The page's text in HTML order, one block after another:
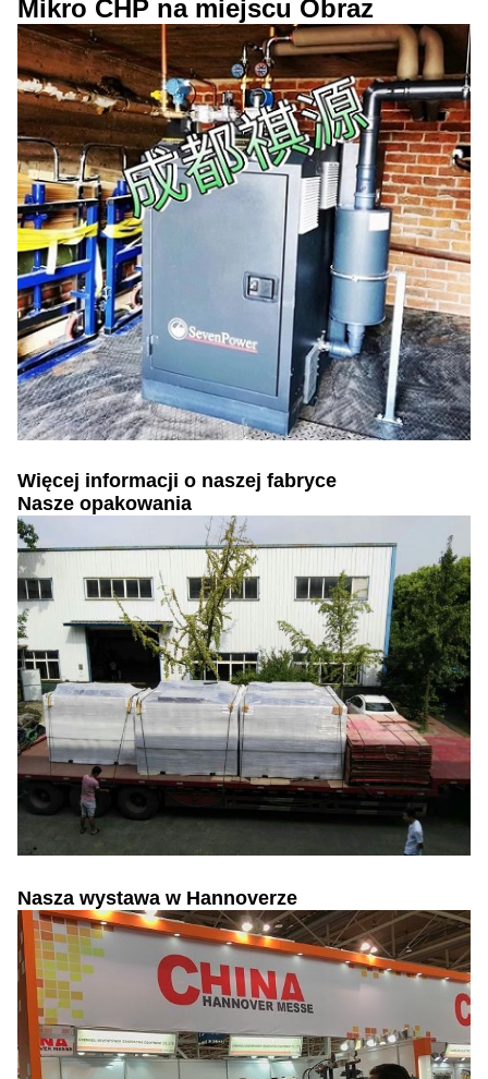
Mikro CHP na miejscu Obraz
Więcej informacji o naszej fabryce
Nasze opakowania
Nasza wystawa w Hannoverze